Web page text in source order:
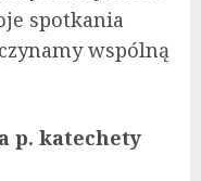
spotkania
wspólną
p. katechety